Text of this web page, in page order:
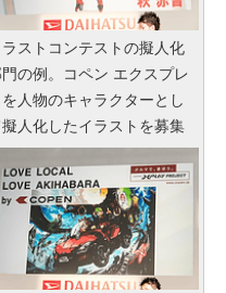
ラストコンテストの擬人化
の例。コペン エクスプレ
を人物のキャラクターとし
擬人化したイラストを募集